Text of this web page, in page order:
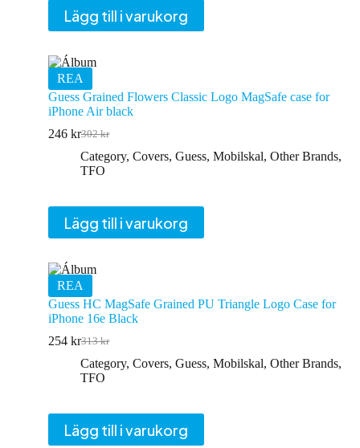
Lägg till i varukorg
REA
Guess Grained Flowers Classic Logo MagSafe case for
iPhone Air black
302kr
Det
ursprungliga
priset
246 krDet
nuvarande
priset
Category, Covers, Guess, Mobilskal, Other Brands,
TFO
Lägg till i varukorg
REA
Guess HC MagSafe Grained PU Triangle Logo Case for
iPhone 16e Black
313kr
Det
ursprungliga
priset
254 krDet
nuvarande
priset
Category, Covers, Guess, Mobilskal, Other Brands,
TFO
Lägg till i varukorg